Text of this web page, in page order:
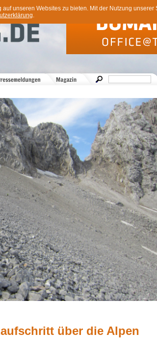
unseren Websites zu bieten. Mit der Nutzung
.
über die Alpen